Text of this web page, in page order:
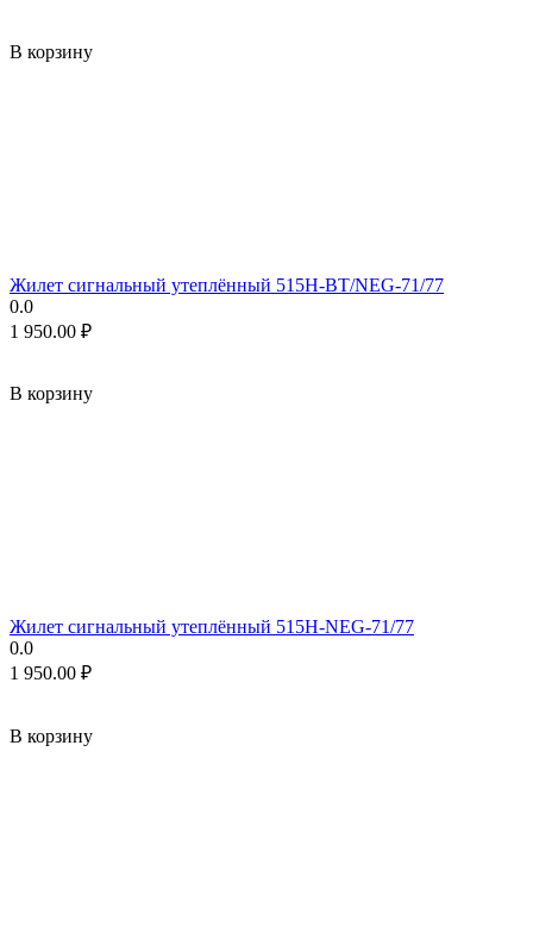
В корзину
Жилет сигнальный утеплённый 515H-BT/NEG-71/77
0.0
1 950.00 ₽
В корзину
Жилет сигнальный утеплённый 515H-NEG-71/77
0.0
1 950.00 ₽
В корзину